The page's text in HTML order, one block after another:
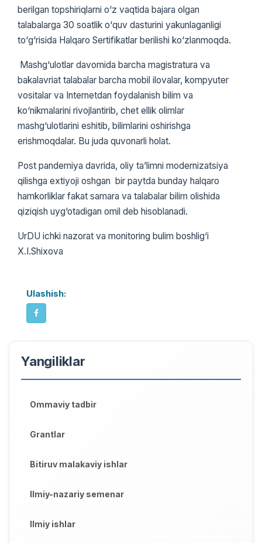
berilgan topshiriqlarni о‘z vaqtida bajara olgan
talabalarga 30 soatlik о‘quv dasturini yakunlaganligi
tо‘g‘risida Halqaro Sertifikatlar berilishi kо‘zlanmoqda.
Mashg‘ulotlar davomida barcha magistratura va
bakalavriat talabalar barcha mobil ilovalar, kompyuter
vositalar va Internetdan foydalanish bilim va
kо‘nikmalarini rivojlantirib, chet ellik olimlar
mashg‘ulotlarini eshitib, bilimlarini oshirishga
erishmoqdalar. Bu juda quvonarli holat.
Post pandemiya davrida, oliy ta’limni modernizatsiya
qilishga extiyoji oshgan bir paytda bunday halqaro
hamkorliklar fakat samara va talabalar bilim olishida
qiziqish uyg‘otadigan omil deb hisoblanadi.
UrDU ichki nazorat va monitoring bulim boshlig‘i
X.I.Shixova
Ulashish:
Yangiliklar
Ommaviy tadbir
Grantlar
Bitiruv malakaviy ishlar
Ilmiy-nazariy semenar
Ilmiy ishlar